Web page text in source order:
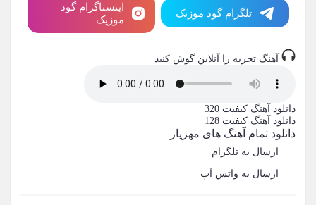
تلگرام گود موزیک
اینستاگرام گود
موزیک
آهنگ تجربه را آنلاین گوش کنید
دانلود آهنگ کیفیت 320
دانلود آهنگ کیفیت 128
دانلود تمام آهنگ های مهریار
ارسال به تلگرام
ارسال به واتس آپ